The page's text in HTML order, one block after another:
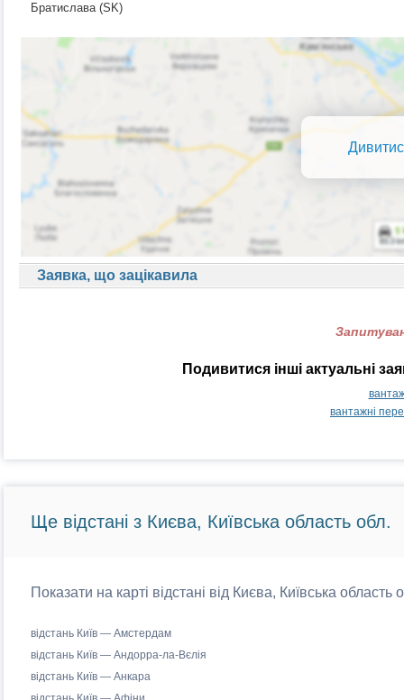
Братислава (SK)
Заявка, що зацікавила
Подивитися інші актуальні
вантажні
Ще відстані з Києва, Київська область обл.
Показати на карті відстані від Києва, Київська
відстань Київ — Амстердам
відстань Київ — Андорра-ла-Вєлія
відстань Київ — Анкара